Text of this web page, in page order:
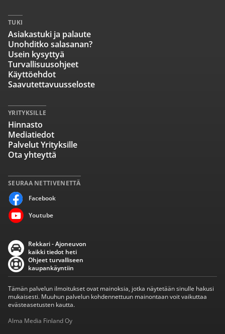
SEURAA NETTIVENETTÄ
Facebook
Youtube
TUKI
Asiakastuki ja palaute
Unohditko salasanan?
Usein kysyttyä
Turvallisuusohjeet
Käyttöehdot
Saavutettavuusseloste
YRITYKSILLE
Hinnasto
Mediatiedot
Palvelut Yrityksille
Ota yhteyttä
Rekkari - Ajoneuvon
kaikki tiedot heti
Ohjeet turvalliseen
kaupankäyntiin
Tämän palvelun ilmoitukset ovat mainoksia, jotka näytetään sinulle hakusi
mukaisesti. Muuhun palvelun kohdennettuun mainontaan voit vaikuttaa
evästeasetusten kautta.
Alma Media Finland Oy